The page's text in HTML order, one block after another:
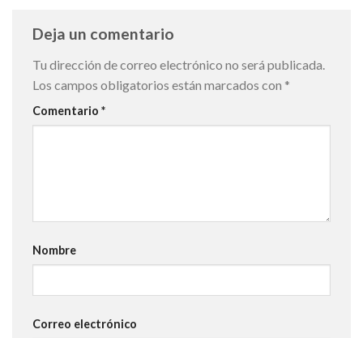
Deja un comentario
Tu dirección de correo electrónico no será publicada.
Los campos obligatorios están marcados con *
Comentario *
Nombre
Correo electrónico